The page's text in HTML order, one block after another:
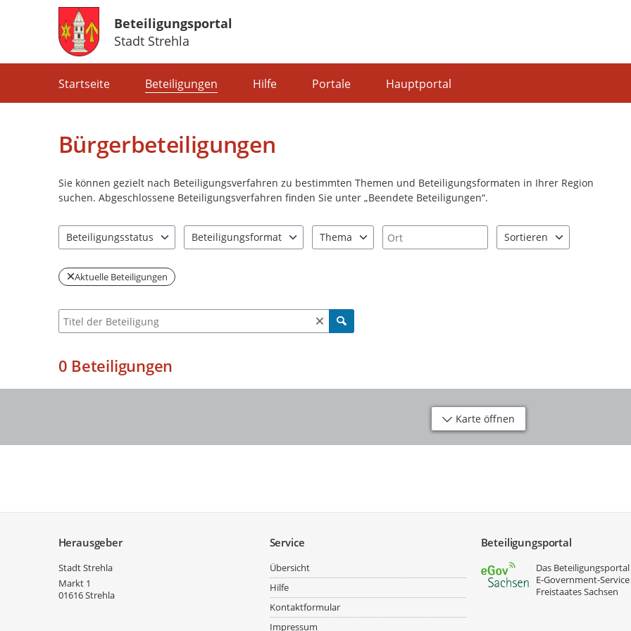
Beteiligungsportal
Stadt Strehla
Startseite Beteiligungen Hilfe Portale Hauptportal
Bürgerbeteiligungen
Sie können gezielt nach Beteiligungsverfahren zu bestimmten Themen und Beteiligungsformaten in Ihrer Region
suchen. Abgeschlossene Beteiligungsverfahren finden Sie unter „Beendete Beteiligungen“.
Beteiligungsstatus
Beteiligungsformat
Thema
Ort
Sortieren
Aktuelle Beteiligungen
Suche nach Beteiligung
0 Beteiligungen
Karte öffnen
Herausgeber
Stadt Strehla
Markt 1
01616Strehla
Service
Übersicht
Hilfe
Kontaktformular
Impressum
Beteiligungsportal
Das
E‑Government-
Freistaates Sachsen